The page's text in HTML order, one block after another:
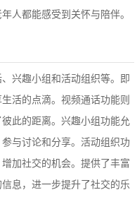
人都能感受到关怀与陪伴。
兴趣小组和活动组织等。即
活的点滴。视频通话功能则
此的距离。兴趣小组功能允
与讨论和分享。活动组织功
加社交的机会。提供了丰富
息，进一步提升了社交的乐